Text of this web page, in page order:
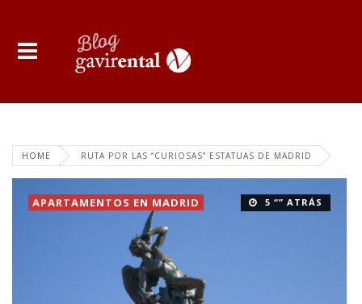
HOME RUTA POR LAS “CURIOSAS” ESTATUAS DE MADRID
5 “” ATRÁS
APARTAMENTOS EN MADRID